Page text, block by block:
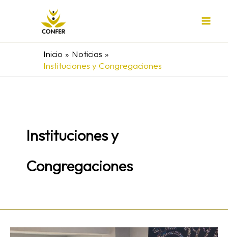
Inicio
Noticias
Instituciones y Congregaciones
Instituciones y
Congregaciones
Fundación